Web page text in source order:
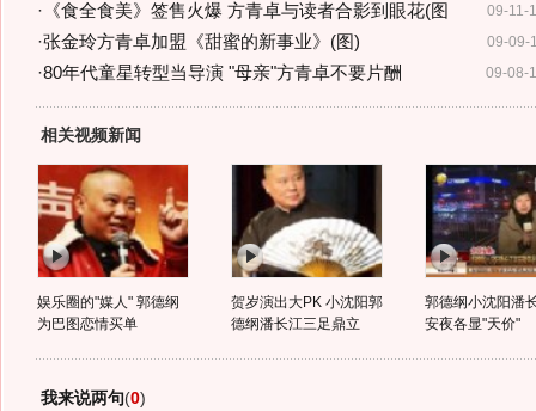
09-11-
· 《食全食美》签售火爆 方青卓与读者合影到眼花(图
09-09-
·张金玲方青卓加盟《甜蜜的新事业》(图)
09-08-
·80年代童星转型当导演 "母亲"方青卓不要片酬
相关视频新闻
娱乐圈的"媒人" 郭德纲
为巴图恋情买单
贺岁演出大PK 小沈阳郭
德纲潘长江三足鼎立
郭德纲小沈阳潘
安夜各显"天价"
我来说两句(0)